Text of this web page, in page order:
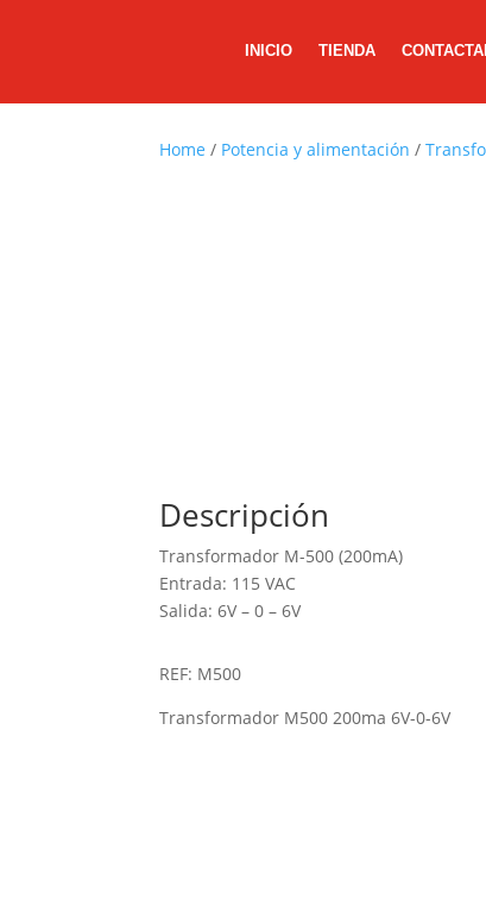
INICIO TIENDA
Home / Potencia y alimentación /
Descripción
Transformador M-500 (200mA)
Entrada: 115 VAC
Salida: 6V – 0 – 6V
REF: M500
Transformador M500 200ma 6V-0-6V